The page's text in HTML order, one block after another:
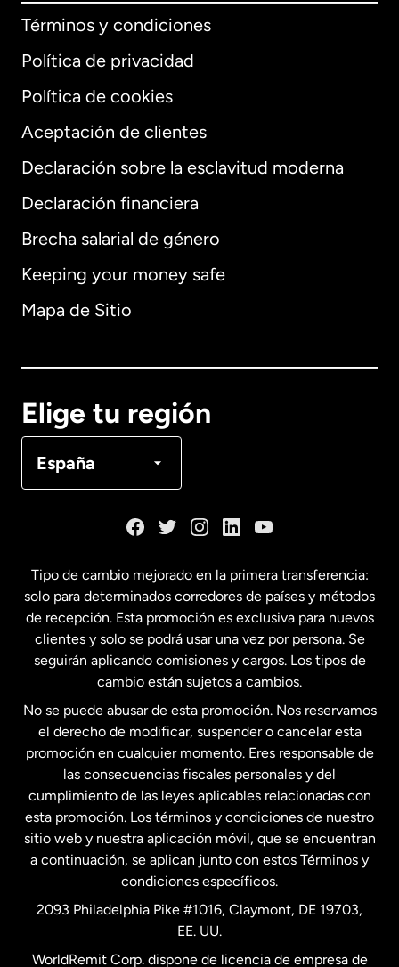
Términos y condiciones
Política de privacidad
Política de cookies
Aceptación de clientes
Declaración sobre la esclavitud moderna
Declaración financiera
Brecha salarial de género
Keeping your money safe
Mapa de Sitio
Elige tu región
España
Internacional English
Alemania
Français
Estados Unidos English
Estados Unidos Español
Francia
Malasia
Nueva Zelanda
Países Bajos
Tipo de cambio mejorado en la primera transferencia:
solo para determinados corredores de países y métodos
de recepción. Esta promoción es exclusiva para nuevos
clientes y solo se podrá usar una vez por persona. Se
seguirán aplicando comisiones y cargos. Los tipos de
cambio están sujetos a cambios.
No se puede abusar de esta promoción. Nos reservamos
el derecho de modificar, suspender o cancelar esta
promoción en cualquier momento. Eres responsable de
las consecuencias fiscales personales y del
cumplimiento de las leyes aplicables relacionadas con
esta promoción. Los términos y condiciones de nuestro
sitio web y nuestra aplicación móvil, que se encuentran
a continuación, se aplican junto con estos Términos y
condiciones específicos.
2093 Philadelphia Pike #1016, Claymont, DE 19703,
EE. UU.
WorldRemit Corp. dispone de licencia de empresa de